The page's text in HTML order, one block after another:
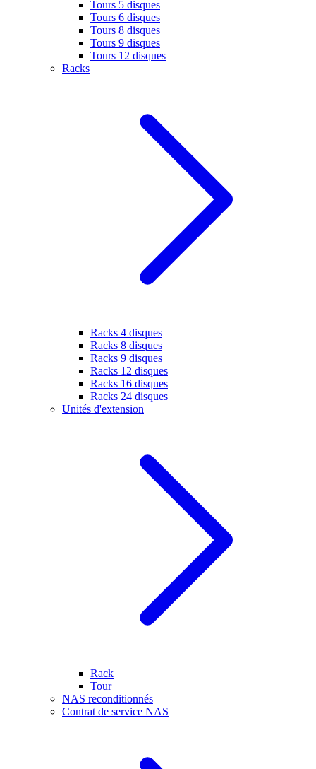
Tours 5 disques
Tours 6 disques
Tours 8 disques
Tours 9 disques
Tours 12 disques
Racks
Racks 4 disques
Racks 8 disques
Racks 9 disques
Racks 12 disques
Racks 16 disques
Racks 24 disques
Unités d'extension
Rack
Tour
NAS reconditionnés
Contrat de service NAS